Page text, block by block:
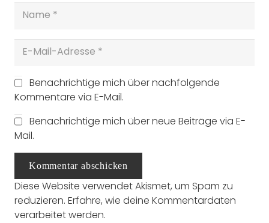
Benachrichtige mich über nachfolgende
Kommentare via E-Mail.
Benachrichtige mich über neue Beiträge via E-
Mail.
Kommentar abschicken
Diese Website verwendet Akismet, um Spam zu
reduzieren. Erfahre, wie deine Kommentardaten
verarbeitet werden.